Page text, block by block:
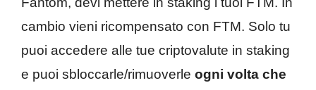
cambio vieni ricompensato con FTM. Solo tu
puoi accedere alle tue criptovalute in staking
e puoi sbloccarle/rimuoverle ogni volta che